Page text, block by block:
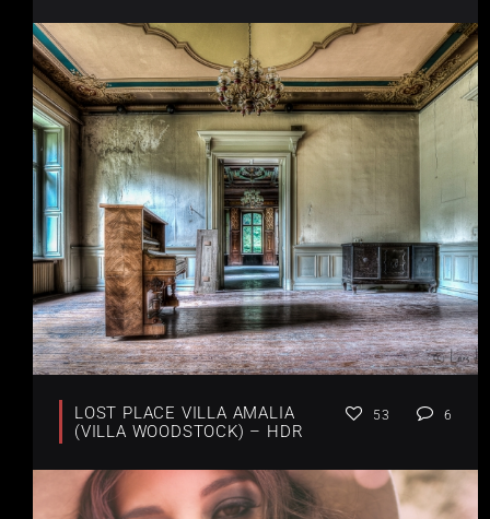
LOST PLACE VILLA AMALIA
(VILLA WOODSTOCK) – HDR
53 6